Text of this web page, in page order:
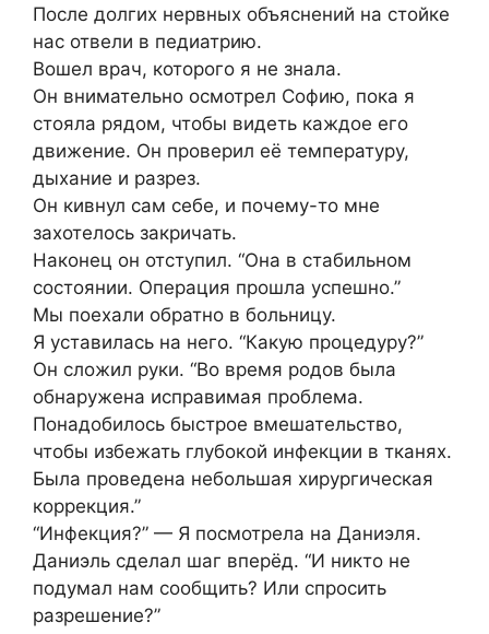
После долгих нервных объяснений на стойке
нас отвели в педиатрию.
Вошел врач, которого я не знала.
Он внимательно осмотрел Софию, пока я
стояла рядом, чтобы видеть каждое его
движение. Он проверил её температуру,
дыхание и разрез.
Он кивнул сам себе, и почему-то мне
захотелось закричать.
Наконец он отступил. “Она в стабильном
состоянии. Операция прошла успешно.”
Мы поехали обратно в больницу.
Я уставилась на него. “Какую процедуру?”
Он сложил руки. “Во время родов была
обнаружена исправимая проблема.
Понадобилось быстрое вмешательство,
чтобы избежать глубокой инфекции в тканях.
Была проведена небольшая хирургическая
коррекция.”
“Инфекция?” — Я посмотрела на Даниэля.
Даниэль сделал шаг вперёд. “И никто не
подумал нам сообщить? Или спросить
разрешение?”